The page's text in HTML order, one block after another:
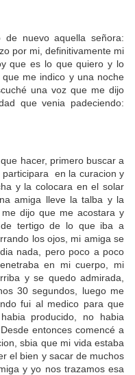
nuevo aquella señora:
por mi, definitivamente mi
que es lo que quiero y lo
me indico y una noche
una voz que me dijo
que venia padeciendo:
hacer, primero buscar a
en la curacion y
y la colocara en el solar
amiga lleve la talba y la
dijo que me acostara y
tertigo de lo que iba a
los ojos, mi amiga se
nada, pero poco a poco
en mi cuerpo, mi
y se quedo admirada,
30 segundos, luego me
fui al medico para que
producido, no habia
entonces comencé a
sbia que mi vida estaba
el bien y sacar de muchos
y yo nos trazamos esa